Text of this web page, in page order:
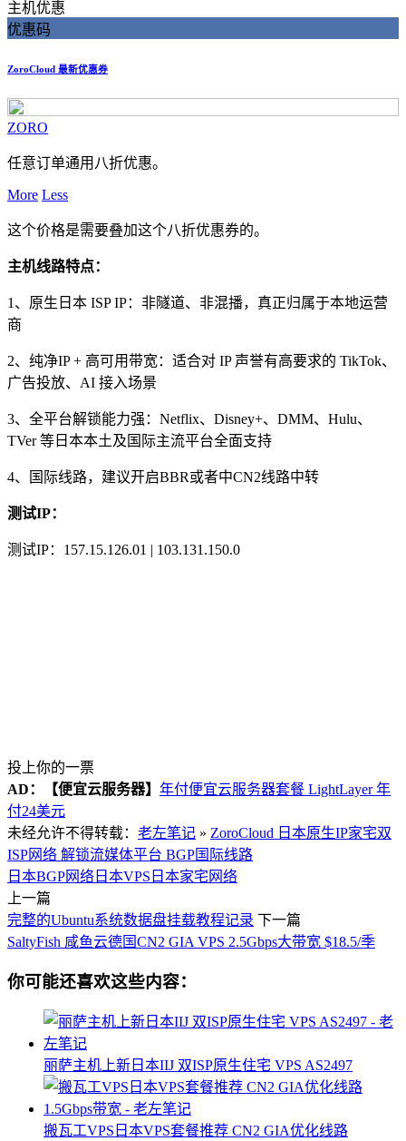
主机优惠
优惠码
ZoroCloud 最新优惠券
ZORO
任意订单通用八折优惠。
More Less
这个价格是需要叠加这个八折优惠券的。
主机线路特点：
1、原生日本 ISP IP：非隧道、非混播，真正归属于本地运营
商
2、纯净IP + 高可用带宽：适合对 IP 声誉有高要求的 TikTok、
广告投放、AI 接入场景
3、全平台解锁能力强：Netflix、Disney+、DMM、Hulu、
TVer 等日本本土及国际主流平台全面支持
4、国际线路，建议开启BBR或者中CN2线路中转
测试IP：
测试IP：157.15.126.01 | 103.131.150.0
投上你的一票
AD：
【便宜云服务器】 年付便宜云服务器套餐 LightLayer 年
付24美元
未经允许不得转载： 老左笔记 » ZoroCloud 日本原生IP家宅双
ISP网络 解锁流媒体平台 BGP国际线路
日本BGP网络 日本VPS 日本家宅网络
上一篇
完整的Ubuntu系统数据盘挂载教程记录 下一篇
SaltyFish 咸鱼云德国CN2 GIA VPS 2.5Gbps大带宽 $18.5/季
你可能还喜欢这些内容：
丽萨主机上新日本IIJ 双ISP原生住宅 VPS AS2497
搬瓦工VPS日本VPS套餐推荐 CN2 GIA优化线路